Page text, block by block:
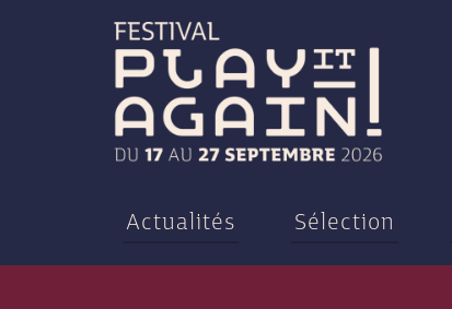
Actualités Sélection